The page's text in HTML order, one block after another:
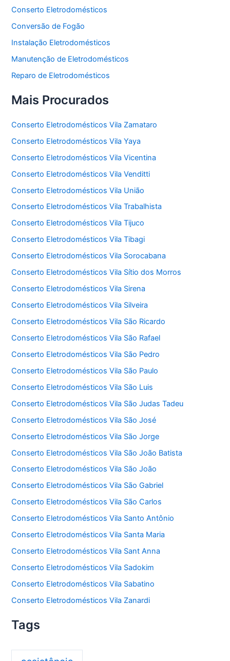
Conserto Eletrodomésticos
Conversão de Fogão
Instalação Eletrodomésticos
Manutenção de Eletrodomésticos
Reparo de Eletrodomésticos
Mais Procurados
Conserto Eletrodomésticos Vila Zamataro
Conserto Eletrodomésticos Vila Yaya
Conserto Eletrodomésticos Vila Vicentina
Conserto Eletrodomésticos Vila Venditti
Conserto Eletrodomésticos Vila União
Conserto Eletrodomésticos Vila Trabalhista
Conserto Eletrodomésticos Vila Tijuco
Conserto Eletrodomésticos Vila Tibagi
Conserto Eletrodomésticos Vila Sorocabana
Conserto Eletrodomésticos Vila Sítio dos Morros
Conserto Eletrodomésticos Vila Sirena
Conserto Eletrodomésticos Vila Silveira
Conserto Eletrodomésticos Vila São Ricardo
Conserto Eletrodomésticos Vila São Rafael
Conserto Eletrodomésticos Vila São Pedro
Conserto Eletrodomésticos Vila São Paulo
Conserto Eletrodomésticos Vila São Luis
Conserto Eletrodomésticos Vila São Judas Tadeu
Conserto Eletrodomésticos Vila São José
Conserto Eletrodomésticos Vila São Jorge
Conserto Eletrodomésticos Vila São João Batista
Conserto Eletrodomésticos Vila São João
Conserto Eletrodomésticos Vila São Gabriel
Conserto Eletrodomésticos Vila São Carlos
Conserto Eletrodomésticos Vila Santo Antônio
Conserto Eletrodomésticos Vila Santa Maria
Conserto Eletrodomésticos Vila Sant Anna
Conserto Eletrodomésticos Vila Sadokim
Conserto Eletrodomésticos Vila Sabatino
Conserto Eletrodomésticos Vila Zanardi
Tags